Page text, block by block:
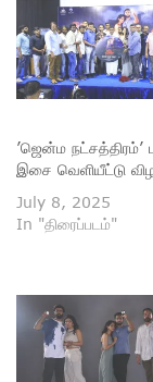
’ஜென்ம நட்சத்திரம்’
இசை வெளியீட்டு
July 8, 2025
In "திரைப்படம்"